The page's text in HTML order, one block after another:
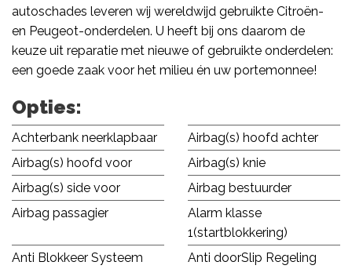
autoschades leveren wij wereldwijd gebruikte Citroën-
en Peugeot-onderdelen. U heeft bij ons daarom de
keuze uit reparatie met nieuwe of gebruikte onderdelen:
een goede zaak voor het milieu én uw portemonnee!
Opties:
Achterbank neerklapbaar
Airbag(s) hoofd achter
Airbag(s) hoofd voor
Airbag(s) knie
Airbag(s) side voor
Airbag bestuurder
Airbag passagier
Alarm klasse
1(startblokkering)
Anti Blokkeer Systeem
Anti doorSlip Regeling